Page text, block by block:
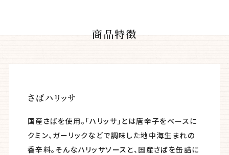
商品特徴
さばハリッサ
国産さばを使用。「ハリッサ」とは唐辛子をベースに
クミン、ガーリックなどで調味した地中海生まれの
香辛料。そんなハリッサソースと、国産さばを缶詰に